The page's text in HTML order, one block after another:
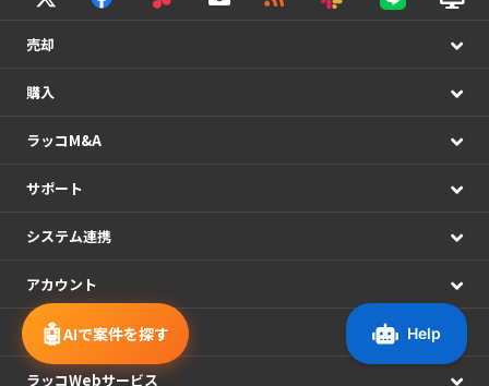
🤖AIで案件を探す
売却
購入
ラッコM&A
サポート
システム連携
アカウント
運営情報
ラッコWebサービス